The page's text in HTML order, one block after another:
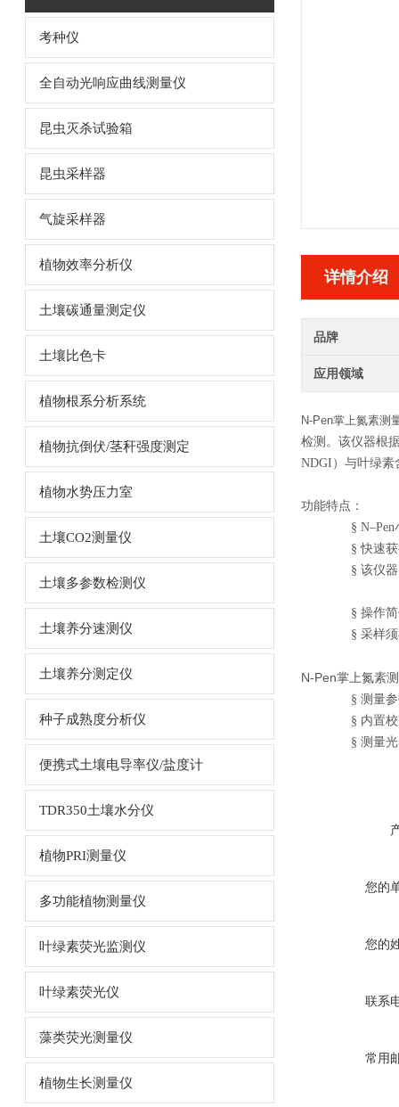
考种仪
全自动光响应曲线测量仪
昆虫灭杀试验箱
昆虫采样器
气旋采样器
植物效率分析仪
土壤碳通量测定仪
土壤比色卡
植物根系分析系统
植物抗倒伏/茎秆强度测定
植物水势压力室
土壤CO2测量仪
土壤多参数检测仪
土壤养分速测仪
土壤养分测定仪
种子成熟度分析仪
便携式土壤电导率仪/盐度计
TDR350土壤水分仪
植物PRI测量仪
多功能植物测量仪
叶绿素荧光监测仪
叶绿素荧光仪
藻类荧光测量仪
植物生长测量仪
详情介绍
品牌
应用领域
N-Pen掌上氮素测
检测。该仪器根
NDGI ）与叶绿
功能特点：
§ N–Pen
§快速
§ 该仪
§ 操作
§ 采样
N-Pen掌上氮素
§ 测量
§ 内置
§ 测量
您的
您的
联系
常用